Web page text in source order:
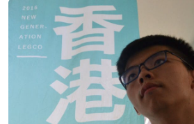
關於我們